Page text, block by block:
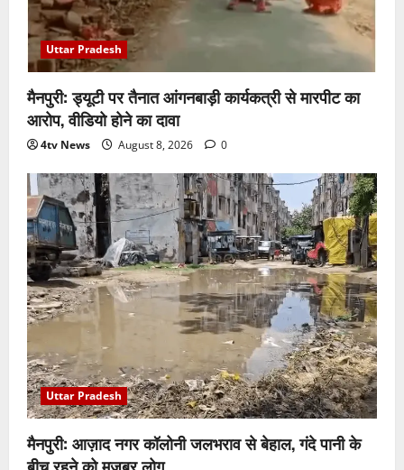
Uttar Pradesh
मैनपुरी: ड्यूटी पर तैनात आंगनबाड़ी कार्यकत्री से मारपीट का
आरोप, वीडियो होने का दावा
4tv News August 8, 2026 0
Uttar Pradesh
मैनपुरी: आज़ाद नगर कॉलोनी जलभराव से बेहाल, गंदे पानी के
बीच रहने को मजबूर लोग